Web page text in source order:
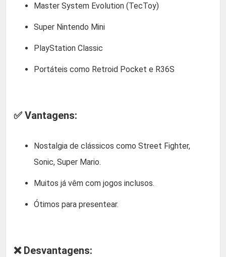
Master System Evolution (TecToy)
Super Nintendo Mini
PlayStation Classic
Portáteis como Retroid Pocket e R36S
✅ Vantagens:
Nostalgia de clássicos como Street Fighter,
Sonic, Super Mario.
Muitos já vêm com jogos inclusos.
Ótimos para presentear.
❌ Desvantagens: